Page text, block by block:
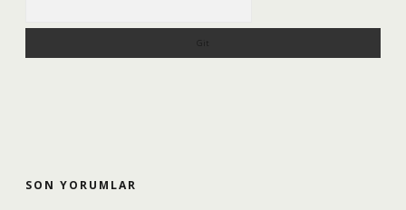
SON YORUMLAR